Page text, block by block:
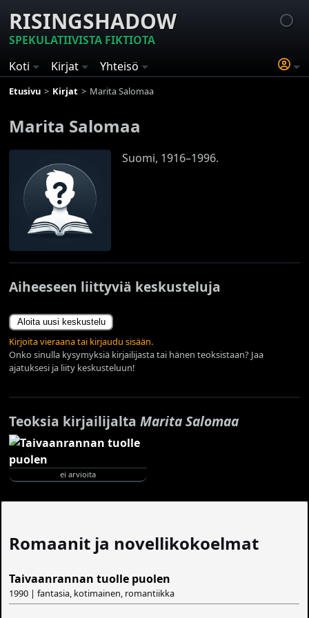
RISINGSHADOW
SPEKULATIIVISTA FIKTIOTA
Koti
Kirjat Yhteisö
Etusivu Kirjat Marita Salomaa
Marita Salomaa
Suomi, 1916–1996.
Aiheeseen liittyviä keskusteluja
Aloita uusi keskustelu
Kirjoita vieraana tai kirjaudu sisään.
Onko sinulla kysymyksiä kirjailijasta tai hänen teoksistaan? Jaa
ajatuksesi ja liity keskusteluun!
Teoksia kirjailijaltaMarita Salomaa
ei arvioita
Romaanit ja novellikokoelmat
Taivaanrannan tuolle puolen
1990 | fantasia, kotimainen, romantiikka